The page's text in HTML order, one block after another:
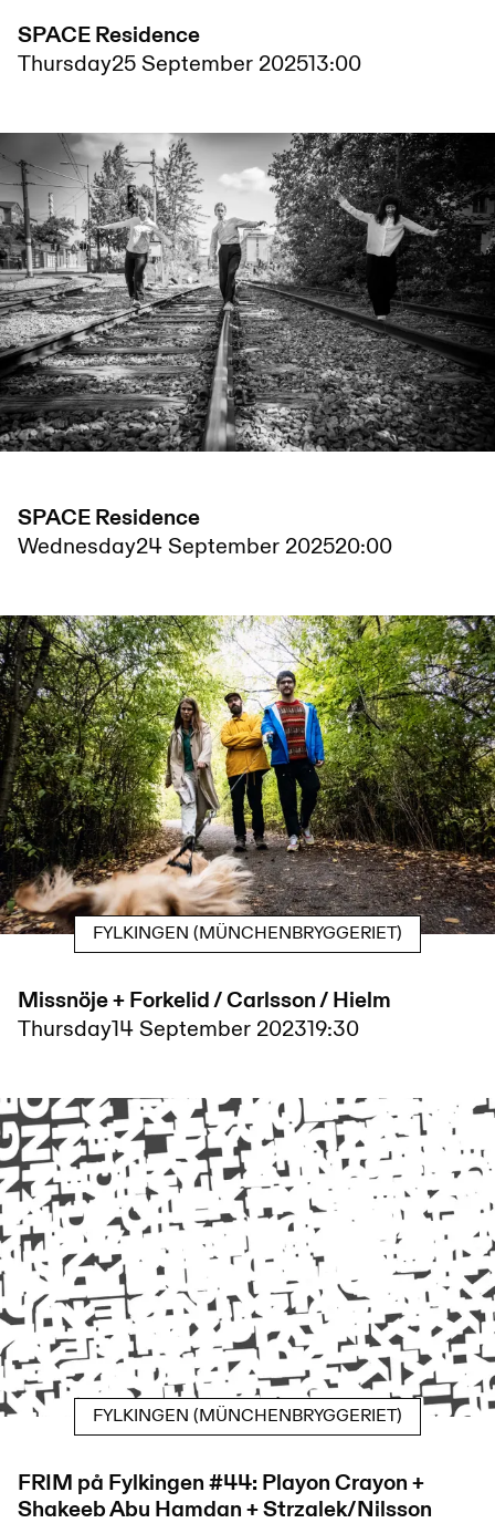
SPACE Residence
Thursday25 September 202513:00
SPACE Residence
Wednesday24 September 202520:00
FYLKINGEN (MÜNCHENBRYGGERIET)
Missnöje + Forkelid / Carlsson / Hielm
Thursday14 September 202319:30
FYLKINGEN (MÜNCHENBRYGGERIET)
FRIM på Fylkingen #44: Playon Crayon +
Shakeeb Abu Hamdan + Strzalek/Nilsson